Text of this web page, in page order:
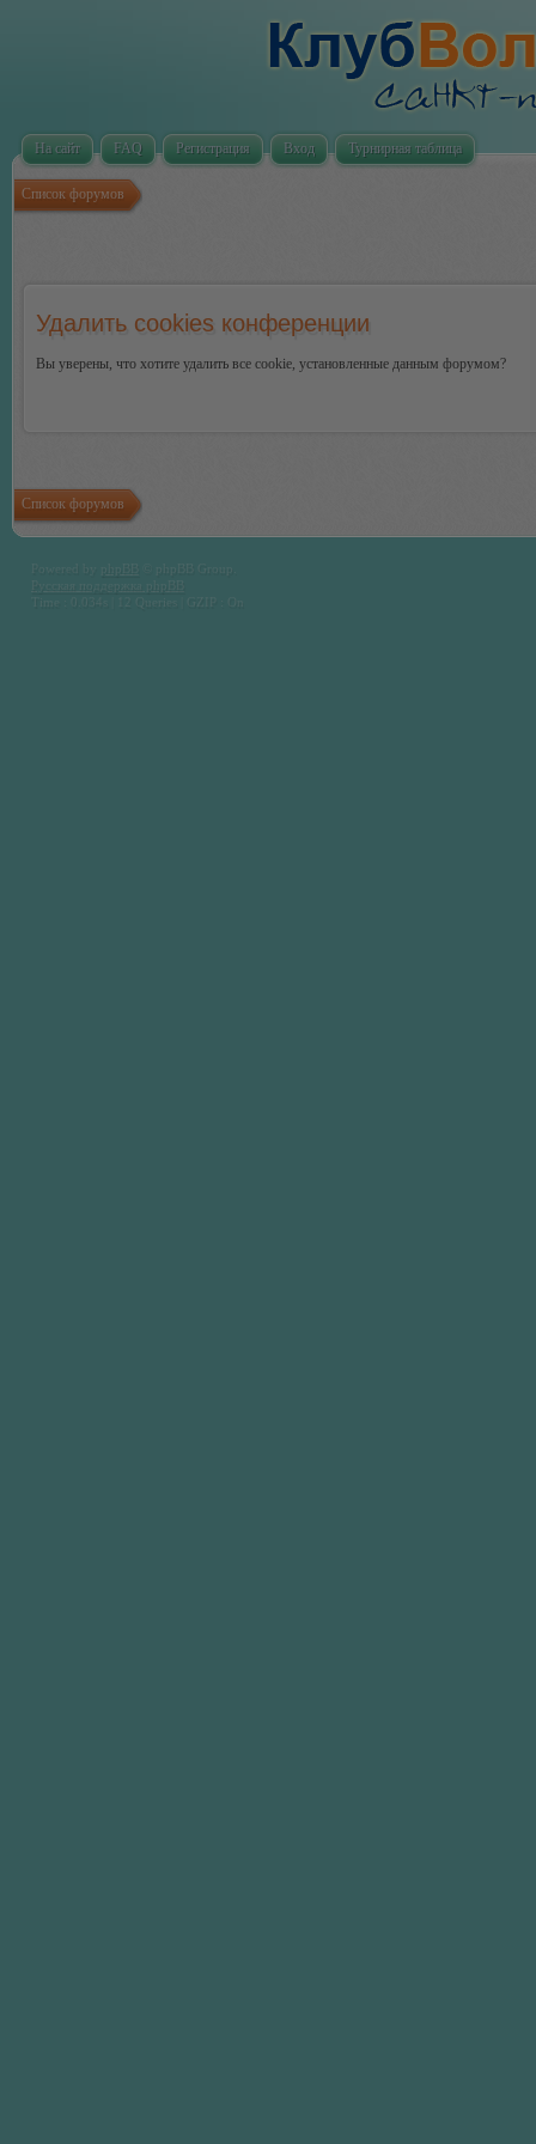
На сайт FAQ Регистрация Вход Турнирная таблица
Список форумов
Удалить cookies конференции
Вы уверены, что хотите удалить все cookie, установленные данным форумом?
Список форумов
Time : 0.034s | 12 Queries | GZIP : On